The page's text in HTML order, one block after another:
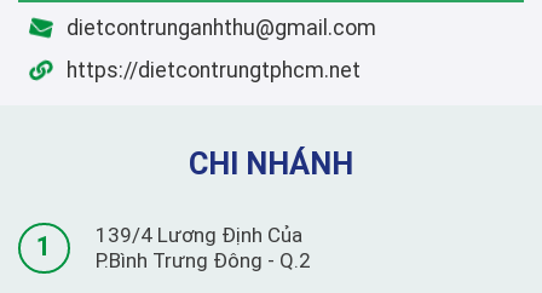
dietcontrunganhthu@gmail.com
https://dietcontrungtphcm.net
CHI NHÁNH
1
139/4 Lương Định Của
P.Bình Trưng Đông - Q.2